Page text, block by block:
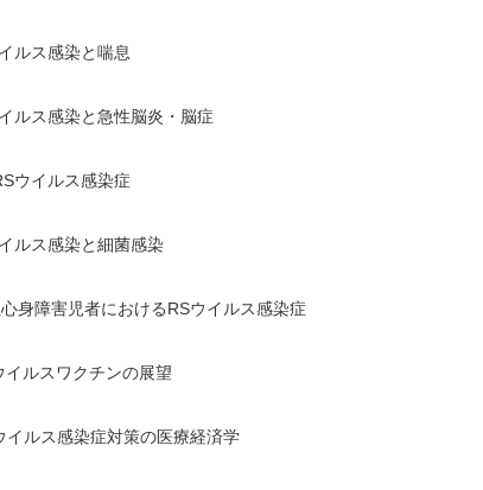
ルス感染と喘息
ルス感染と急性脳炎・脳症
ウイルス感染症
ルス感染と細菌感染
身障害児者におけるRSウイルス感染症
イルスワクチンの展望
イルス感染症対策の医療経済学